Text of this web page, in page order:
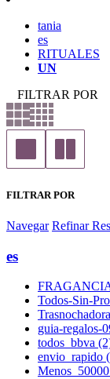
tania
es
RITUALES
UN
FILTRAR POR
FILTRAR POR
Navegar Refinar
es
Todos-Sin-
guia-regalos-
todos_bbva
envio_rapido